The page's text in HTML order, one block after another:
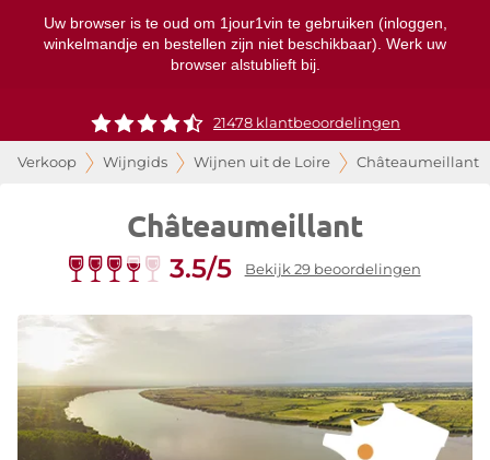
Uw browser is te oud om 1jour1vin te gebruiken (inloggen,
winkelmandje en bestellen zijn niet beschikbaar). Werk uw
browser alstublieft bij.
21478 klantbeoordelingen
Verkoop Wijngids Wijnen uit de Loire Châteaumeillant
Châteaumeillant
3.5/5 Bekijk 29 beoordelingen